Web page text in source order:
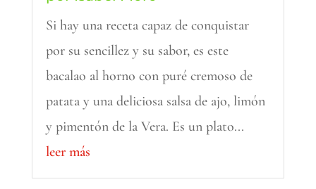
Si hay una receta capaz de conquistar
por su sencillez y su sabor, es este
bacalao al horno con puré cremoso de
patata y una deliciosa salsa de ajo, limón
y pimentón de la Vera. Es un plato...
leer más